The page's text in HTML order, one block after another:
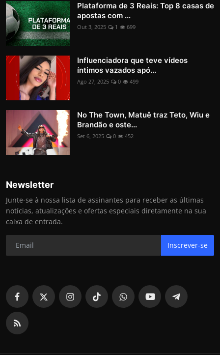
Plataforma de 3 Reais: Top 8 casas de
apostas com ...
Out 3, 2025 1 699
Influenciadora que teve vídeos
íntimos vazados apó...
Ago 27, 2025 0 499
No The Town, Matuê traz Teto, Wiu e
Brandão e oste...
Set 6, 2025 0 452
Newsletter
Junte-se à nossa lista de assinantes para receber as últimas
notícias, atualizações e ofertas especiais diretamente na sua
caixa de entrada.
Inscrever-se